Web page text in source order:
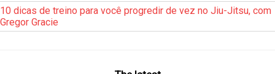
10 dicas de treino para você progredir de vez no Jiu-Jitsu, com
Gregor Gracie